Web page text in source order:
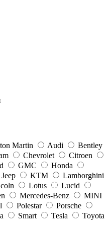
Martin Audi
Bentley
Chevrolet
Citroen
GMC
Honda
Jeep KTM
Lamborghini
Lotus
Lucid
Mercedes-Benz
MINI
Polestar
Porsche
Smart Tesla
Toyota